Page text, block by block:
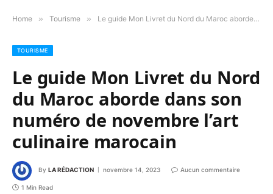
Home » Tourisme » Le guide Mon Livret du Nord du Maroc aborde dans son numéro de novembre l’art culinaire marocain
TOURISME
Le guide Mon Livret du Nord
du Maroc aborde dans son
numéro de novembre l’art
culinaire marocain
By LA RÉDACTION novembre 14, 2023 Aucun commentaire
1 Min Read